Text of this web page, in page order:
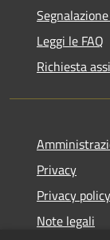
Leggi le FAQ
Richiesta
Privacy
Privacy policy
Note legali